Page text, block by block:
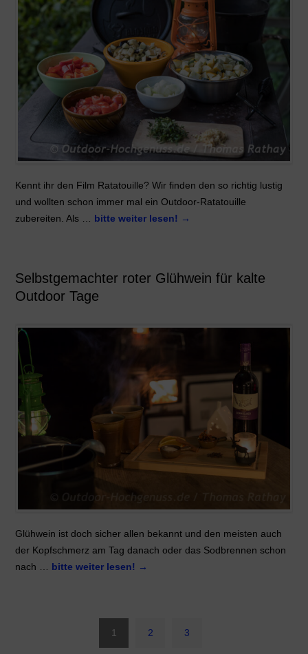
Kennt ihr den Film Ratatouille? Wir finden den so richtig lustig
und wollten schon immer mal ein Outdoor-Ratatouille
zubereiten. Als … bitte weiter lesen! →
Selbstgemachter roter Glühwein für kalte
Outdoor Tage
Glühwein ist doch sicher allen bekannt und den meisten auch
der Kopfschmerz am Tag danach oder das Sodbrennen schon
nach … bitte weiter lesen! →
1 2 3